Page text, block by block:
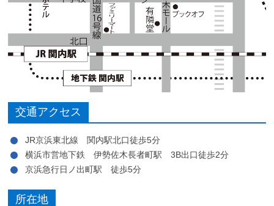
交通アクセス
JR京浜東北線 関内駅北口徒歩5分
横浜市営地下鉄 伊勢佐木長者町駅 3B出口徒歩2分
京浜急行日ノ出町駅 徒歩5分
所在地